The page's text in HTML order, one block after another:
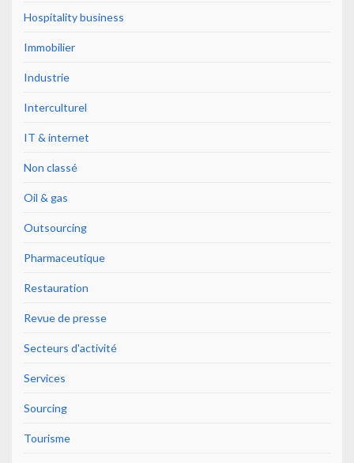
Hospitality business
Immobilier
Industrie
Interculturel
IT & internet
Non classé
Oil & gas
Outsourcing
Pharmaceutique
Restauration
Revue de presse
Secteurs d'activité
Services
Sourcing
Tourisme